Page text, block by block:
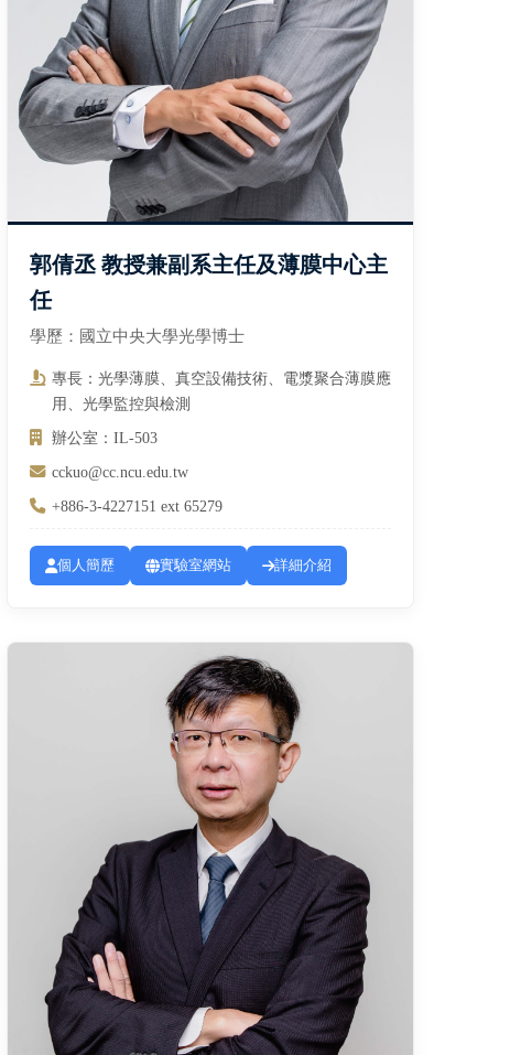
郭倩丞 教授兼副系主任及薄膜中心主
任
學歷：國立中央大學光學博士
專長：光學薄膜、真空設備技術、電漿聚合薄膜應
用、光學監控與檢測
辦公室：IL-503
cckuo@cc.ncu.edu.tw
+886-3-4227151 ext 65279
個人簡歷 實驗室網站 詳細介紹